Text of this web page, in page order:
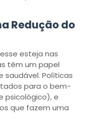
Redução do
esteja nas
têm um papel
saudável. Políticas
para o bem-
psicológico), e
que fazem uma